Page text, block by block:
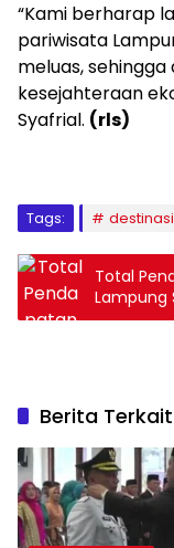
“Kami berharap
pariwisata
meluas,
kesejahteraan
Syafrial. (rls)
Tags:
Total
Lampung
Berita Terkait